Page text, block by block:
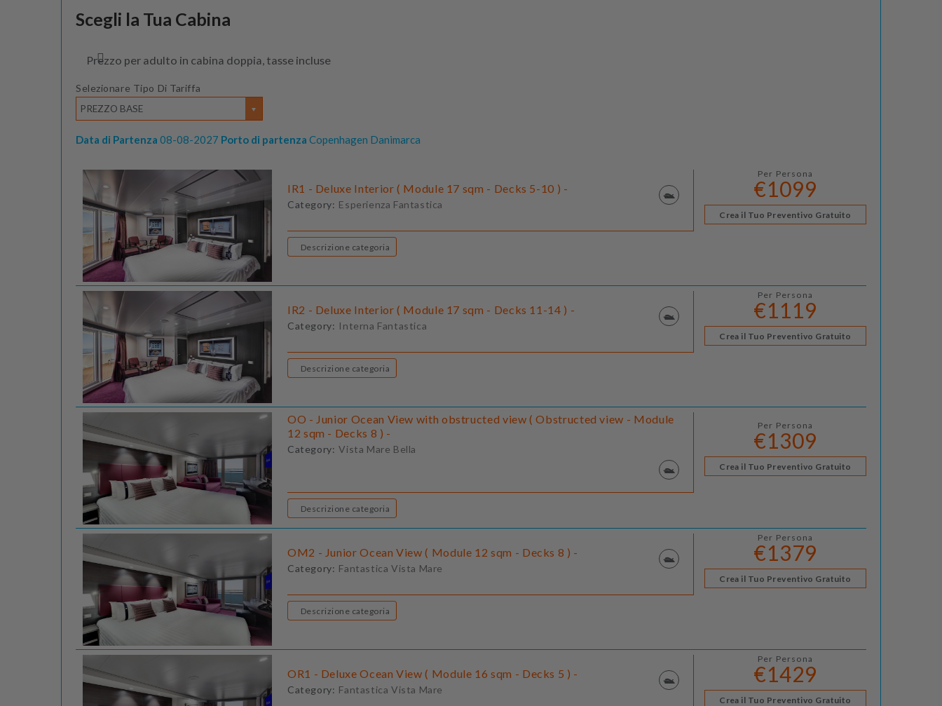
Scegli la Tua Cabina
Prezzo per adulto in cabina doppia, tasse incluse
Selezionare Tipo Di Tariffa
PREZZO BASE
Data di Partenza 08-08-2027 Porto di partenza Copenhagen Danimarca
IR1 - Deluxe Interior ( Module 17 sqm - Decks 5-10 ) -
Category: Esperienza Fantastica
Per Persona
€1099
Crea il Tuo Preventivo Gratuito
Descrizione categoria
IR2 - Deluxe Interior ( Module 17 sqm - Decks 11-14 ) -
Category: Interna Fantastica
Per Persona
€1119
Crea il Tuo Preventivo Gratuito
Descrizione categoria
OO - Junior Ocean View with obstructed view ( Obstructed view - Module
12 sqm - Decks 8 ) -
Category: Vista Mare Bella
Per Persona
€1309
Crea il Tuo Preventivo Gratuito
Descrizione categoria
OM2 - Junior Ocean View ( Module 12 sqm - Decks 8 ) -
Category: Fantastica Vista Mare
Per Persona
€1379
Crea il Tuo Preventivo Gratuito
Descrizione categoria
OR1 - Deluxe Ocean View ( Module 16 sqm - Decks 5 ) -
Category: Fantastica Vista Mare
Per Persona
€1429
Crea il Tuo Preventivo Gratuito